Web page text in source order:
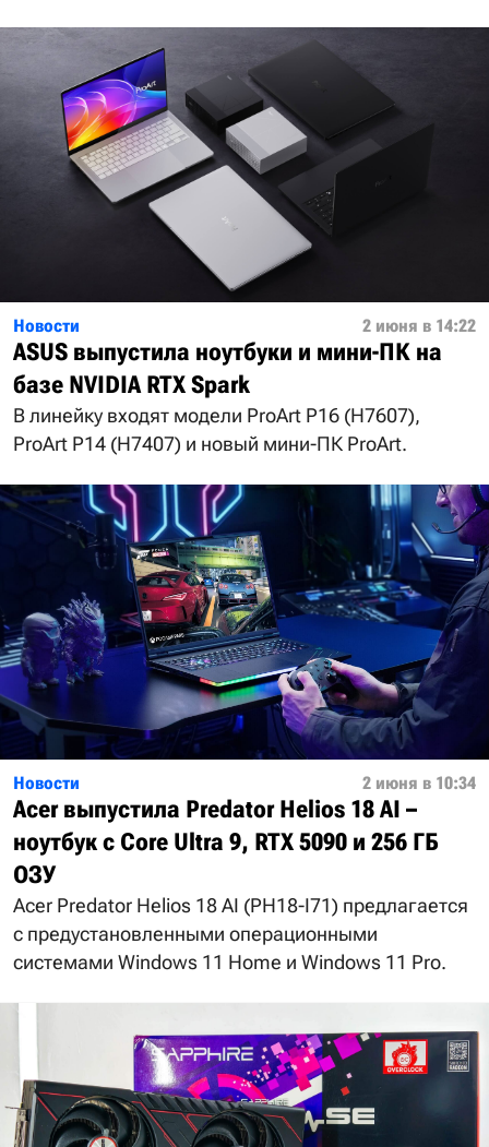
Новости 2 июня в 14:22
ASUS выпустила ноутбуки и мини-ПК на
базе NVIDIA RTX Spark
В линейку входят модели ProArt P16 (H7607),
ProArt P14 (H7407) и новый мини-ПК ProArt.
Новости 2 июня в 10:34
Acer выпустила Predator Helios 18 AI –
ноутбук с Core Ultra 9, RTX 5090 и 256 ГБ
ОЗУ
Acer Predator Helios 18 AI (PH18-I71) предлагается
с предустановленными операционными
системами Windows 11 Home и Windows 11 Pro.